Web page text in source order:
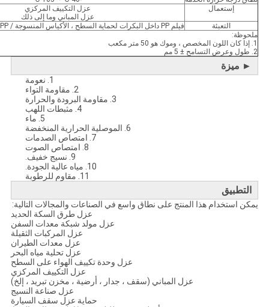
إستعمال
عزل التكييف المركزي
عزل المباني وما إلى ذلك
التعبئة
فيلم PP داخل البكرات لحماية السطح ، الأكياس المنسوجة / PP أو وفقًا لطلبات العملاء.
ملحوظة:
1. إذا كان اللون المخصص ، وموك هو 50 متر مكعب
2. طول وعرض التسامح ± 5 مم
► ميزة
1. نعومة
2. مقاومة التواء
3. مقاومة البرودة والحرارة
4. مثبطات اللهب
5. ماء
6. الموصلية الحرارية المنخفضة
7. امتصاص الصدمات
8. امتصاص الصوت
9. نسيج خفيف.
10. مياه عالية الجودة.
11. مقاوم للرطوبة
التطبيق
يمكن استخدام هذا المنتج على نطاق واسع في الصناعات والمجالات التالية:
عزل طرق السكة الحديد
عزل مولد شبكة معدات السفن
عزل المركبات الثقيلة
عزل معدات الطيران
عزل تحلية مياه البحر
عزل وحدة تكييف الهواء على السطح
عزل التكييف المركزي
عزل المباني (سقف ، جدار ، أرضية ، مخزن تبريد ، إلخ)
عزل صناعة النسيج
حماية عزل سقف السيارة